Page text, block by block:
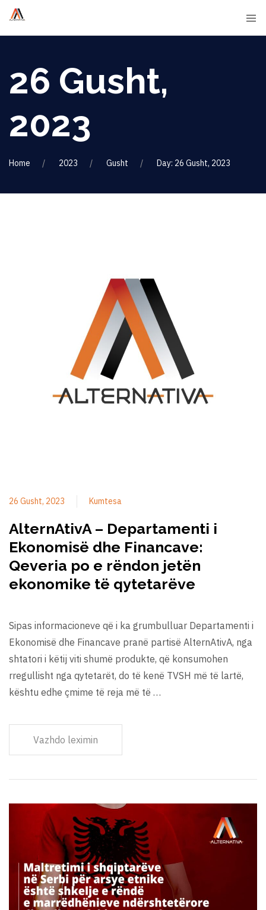
26 Gusht,
2023
Home 2023 Gusht Day: 26 Gusht, 2023
26 Gusht, 2023 Kumtesa
AlternAtivA – Departamenti i
Ekonomisë dhe Financave:
Qeveria po e rëndon jetën
ekonomike të qytetarëve
Sipas informacioneve që i ka grumbulluar Departamenti i
Ekonomisë dhe Financave pranë partisë AlternAtivA, nga
shtatori i këtij viti shumë produkte, që konsumohen
rregullisht nga qytetarët, do të kenë TVSH më të lartë,
kështu edhe çmime të reja më të …
Vazhdo leximin